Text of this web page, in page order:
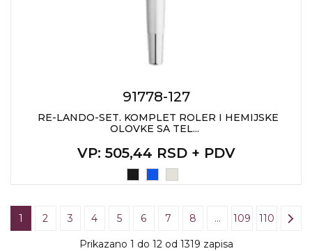
91778-127
RE-LANDO-SET. KOMPLET ROLER I HEMIJSKE
OLOVKE SA TEL...
VP: 505,44 RSD + PDV
1 2 3 4 5 6 7 8 … 109 110
Prikazano 1 do 12 od 1319 zapisa